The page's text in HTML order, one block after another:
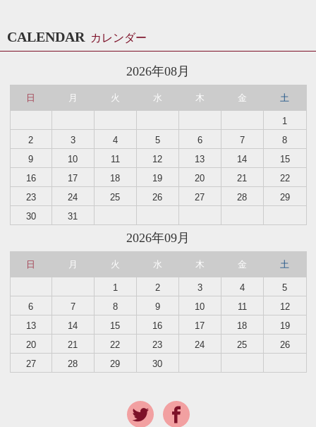
CALENDAR カレンダー
2026年08月
日 月 火 水 木 金 土
1
2
3 4 5 6 7
8
9
10 11 12 13 14
15
16
17 18 19 20 21
22
23
24 25 26 27 28
29
30
31
2026年09月
日 月 火 水 木 金 土
1 2 3 4
5
6
7 8 9 10 11
12
13
14 15 16 17 18
19
20
21 22 23 24 25
26
27
28 29 30